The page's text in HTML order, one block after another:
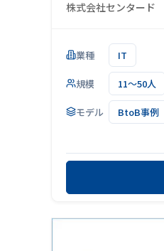
株式会社センタード
業種 IT
規模 11～50人
モデル BtoB事例